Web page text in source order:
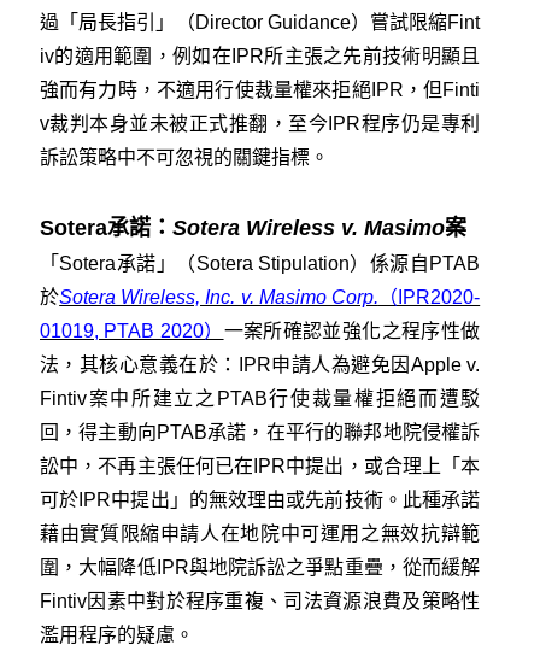
過「局長指引」（Director Guidance）嘗試限縮Fint
iv的適用範圍，例如在IPR所主張之先前技術明顯且
強而有力時，不適用行使裁量權來拒絕IPR，但Finti
v裁判本身並未被正式推翻，至今IPR程序仍是專利
訴訟策略中不可忽視的關鍵指標。
Sotera承諾： Sotera Wireless v. Masimo案
「Sotera承諾」（Sotera Stipulation）係源自PTAB
於Sotera Wireless, Inc. v. Masimo Corp. （IPR2020-
01019, PTAB 2020） 一案所確認並強化之程序性做
法，其核心意義在於：IPR申請人為避免因Apple v.
Fintiv案中所建立之PTAB行使裁量權拒絕而遭駁
回，得主動向PTAB承諾，在平行的聯邦地院侵權訴
訟中，不再主張任何已在IPR中提出，或合理上「本
可於IPR中提出」的無效理由或先前技術。此種承諾
藉由實質限縮申請人在地院中可運用之無效抗辯範
圍，大幅降低IPR與地院訴訟之爭點重疊，從而緩解
Fintiv因素中對於程序重複、司法資源浪費及策略性
濫用程序的疑慮。